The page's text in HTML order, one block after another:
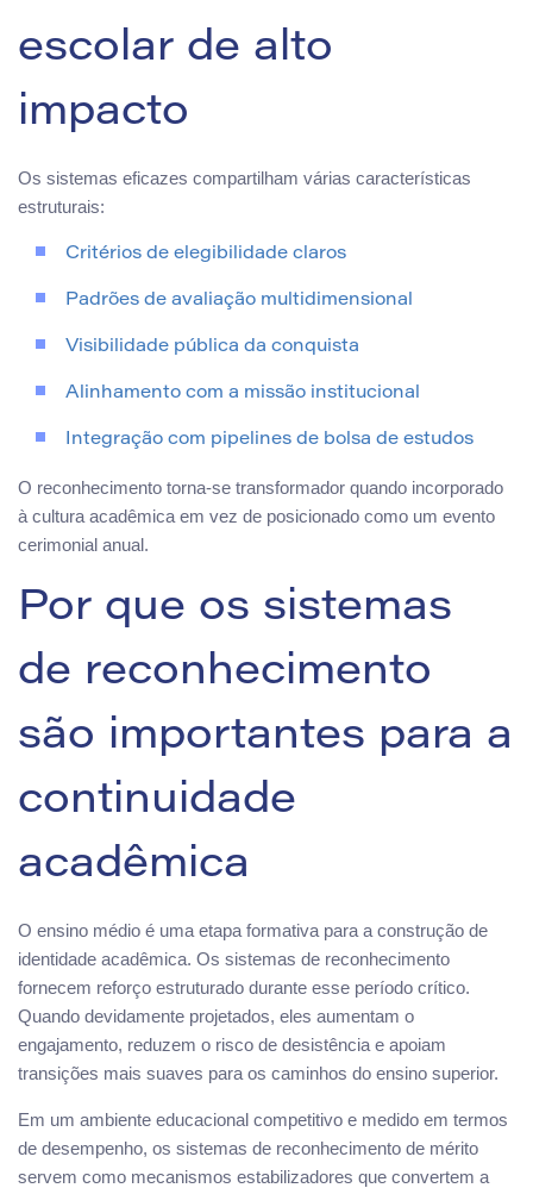
escolar de alto
impacto
Os sistemas eficazes compartilham várias características
estruturais:
Critérios de elegibilidade claros
Padrões de avaliação multidimensional
Visibilidade pública da conquista
Alinhamento com a missão institucional
Integração com pipelines de bolsa de estudos
O reconhecimento torna-se transformador quando incorporado
à cultura acadêmica em vez de posicionado como um evento
cerimonial anual.
Por que os sistemas
de reconhecimento
são importantes para a
continuidade
acadêmica
O ensino médio é uma etapa formativa para a construção de
identidade acadêmica. Os sistemas de reconhecimento
fornecem reforço estruturado durante esse período crítico.
Quando devidamente projetados, eles aumentam o
engajamento, reduzem o risco de desistência e apoiam
transições mais suaves para os caminhos do ensino superior.
Em um ambiente educacional competitivo e medido em termos
de desempenho, os sistemas de reconhecimento de mérito
servem como mecanismos estabilizadores que convertem a